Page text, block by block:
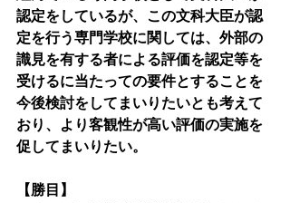
認定をしているが、この文科大臣が認
定を行う専門学校に関しては、外部の
識見を有する者による評価を認定等を
受けるに当たっての要件とすることを
今後検討をしてまいりたいとも考えて
おり、より客観性が高い評価の実施を
促してまいりたい。
【勝目】